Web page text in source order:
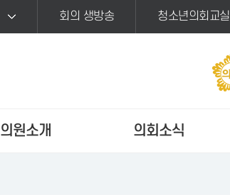
회의 생방송 청소년의회교실
의원소개 의회소식